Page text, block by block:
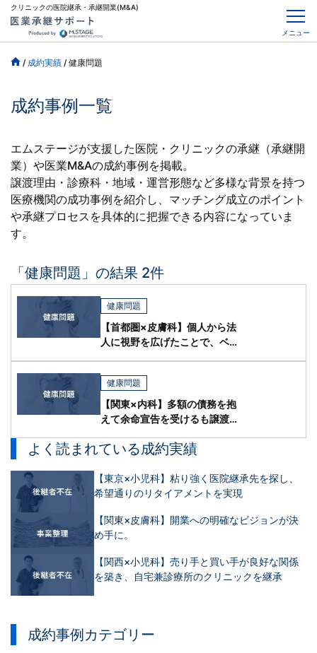
クリニックの医院継承・承継開業(M&A)
メニュー
/ 成約実績 / 健康問題
成約事例一覧
エムステージが支援した医院・クリニックの承継（承継開
業）や医業M&Aの成約事例を掲載。
譲渡理由・診療科・地域・運営形態など多様な背景を持つ
医療機関の成功事例を紹介し、 マッチング成立のポイント
や承継プロセスを具体的に把握できる内容になっていま
す。
よく読まれている成約実績
【東京×小児科】粘り強く医院継承先を探し、
希望通りのリタイアメントを実現
【関東×皮膚科】開業への明確なビジョンが決
め手に。
【関西×小児科】売り手と買い手が良好な関係
を築き、自宅兼診療所のクリニックを継承
成約事例カテゴリー
「健康問題」の結果 2件
健康問題
【首都圏×皮膚科】個人から法
人に視野を広げたことで、ベス
健康問題
【関東×内科】多額の債務を抱
えて余命宣告を受けるも譲渡に